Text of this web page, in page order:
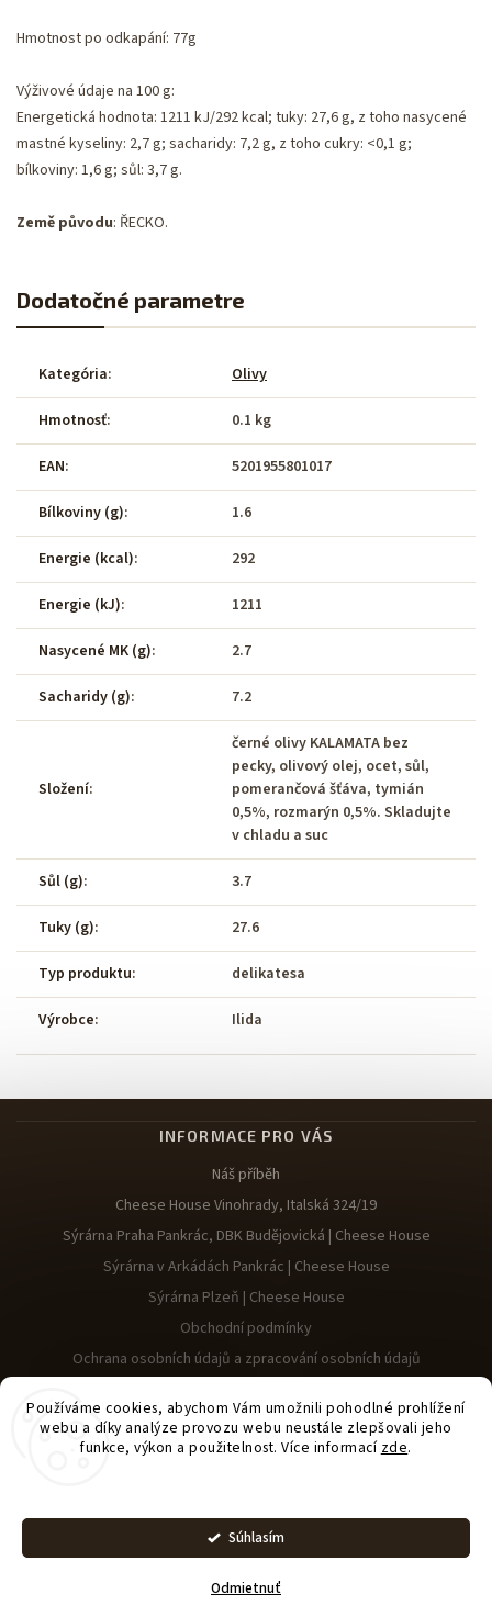
Používáme cookies, abychom Vám umožnili pohodlné prohlížení
webu a díky analýze provozu webu neustále zlepšovali jeho
funkce, výkon a použitelnost. Více informací zde.
Odmietnuť
Súhlasím
Pridať do košíka
Hmotnost po odkapání: 77g
Výživové údaje na 100 g:
Energetická hodnota: 1211 kJ/292 kcal; tuky: 27,6 g, z toho nasycené
mastné kyseliny: 2,7 g; sacharidy: 7,2 g, z toho cukry: <0,1 g;
bílkoviny: 1,6 g; sůl: 3,7 g.
Země původu: ŘECKO.
Dodatočné parametre
Kategória: Olivy
Hmotnosť: 0.1 kg
EAN: 5201955801017
Bílkoviny (g): 1.6
Energie (kcal): 292
Energie (kJ): 1211
Nasycené MK (g): 2.7
Sacharidy (g): 7.2
Složení:
černé olivy KALAMATA bez
pecky, olivový olej, ocet, sůl,
pomerančová šťáva, tymián
0,5%, rozmarýn 0,5%. Skladujte
v chladu a suc
Sůl (g): 3.7
Tuky (g): 27.6
Typ produktu: delikatesa
Výrobce: Ilida
INFORMACE PRO VÁS
Náš příběh
Cheese House Vinohrady, Italská 324/19
Sýrárna Praha Pankrác, DBK Budějovická | Cheese House
Sýrárna v Arkádách Pankrác | Cheese House
Sýrárna Plzeň | Cheese House
Obchodní podmínky
Ochrana osobních údajů a zpracování osobních údajů
. Všetky práva vyhradené.
Upraviť nastavenie
cookiesVytvořilShoptet| DesignShoptak.cz